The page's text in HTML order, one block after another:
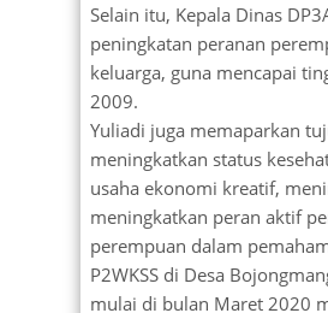
Selain itu, Kepala Dinas
peningkatan peranan
keluarga, guna mencapai
2009.
Yuliadi juga memaparkan
meningkatkan status
usaha ekonomi kreatif,
meningkatkan peran aktif
perempuan dalam
P2WKSS di Desa
mulai di bulan Maret 2020